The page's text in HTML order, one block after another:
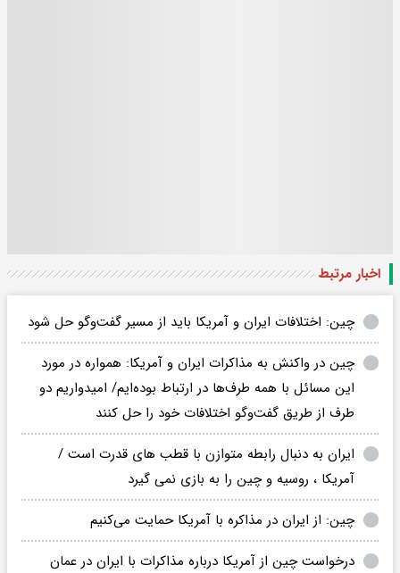
اخبار مرتبط
چین: اختلافات ایران و آمریکا باید از مسیر گفت‌وگو حل شود
چین در واکنش به مذاکرات ایران و آمریکا: همواره در مورد
این مسائل با همه طرف‌ها در ارتباط بوده‌ایم/ امیدواریم دو
طرف از طریق گفت‌وگو اختلافات خود را حل کنند
ایران به دنبال رابطه متوازن با قطب های قدرت است /
آمریکا ، روسیه و چین را به بازی نمی گیرد
چین: از ایران در مذاکره با آمریکا حمایت می‌کنیم
درخواست چین از آمریکا درباره مذاکرات با ایران در عمان